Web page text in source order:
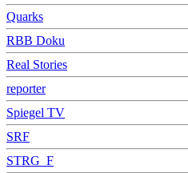
Quarks
RBB Doku
Real Stories
reporter
Spiegel TV
SRF
STRG_F